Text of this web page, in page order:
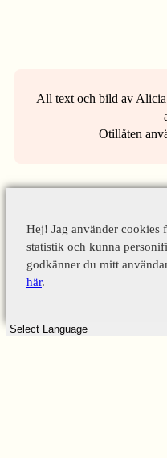
All text och bild av Alicia
Otillåten
Hej! Jag använder cookies
statistik och kunna
godkänner du mitt
här.